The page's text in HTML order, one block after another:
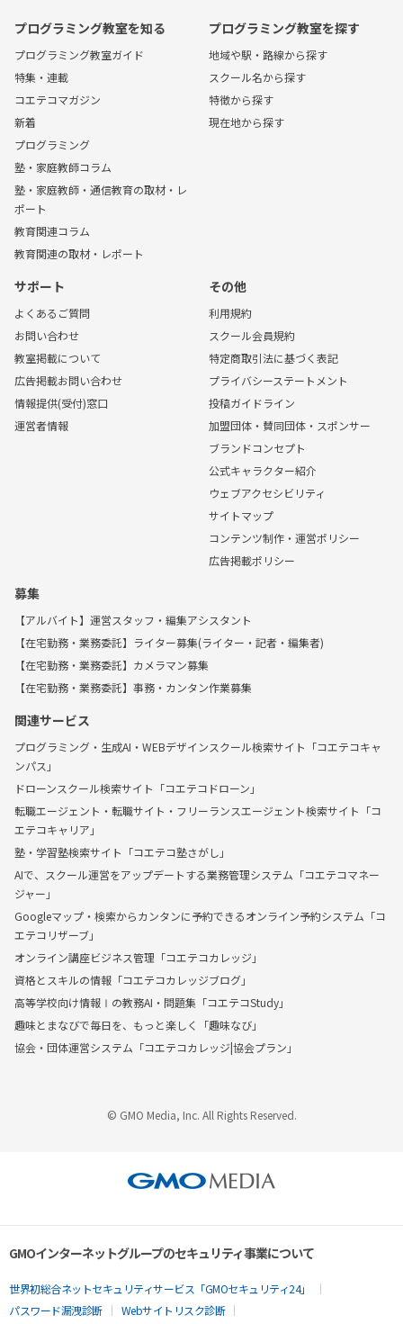
プログラミング教室を知る
プログラミング教室ガイド
特集・連載
コエテコマガジン
新着
プログラミング
塾・家庭教師コラム
塾・家庭教師・通信教育の取材・レ
ポート
教育関連コラム
教育関連の取材・レポート
プログラミング教室を探す
地域や駅・路線から探す
スクール名から探す
特徴から探す
現在地から探す
サポート
よくあるご質問
お問い合わせ
教室掲載について
広告掲載お問い合わせ
情報提供(受付)窓口
運営者情報
その他
利用規約
スクール会員規約
特定商取引法に基づく表記
プライバシーステートメント
投稿ガイドライン
加盟団体・賛同団体・スポンサー
ブランドコンセプト
公式キャラクター紹介
ウェブアクセシビリティ
サイトマップ
コンテンツ制作・運営ポリシー
広告掲載ポリシー
募集
【アルバイト】運営スタッフ・編集アシスタント
【在宅勤務・業務委託】ライター募集(ライター・記者・編集者)
【在宅勤務・業務委託】カメラマン募集
【在宅勤務・業務委託】事務・カンタン作業募集
関連サービス
プログラミング・生成AI・WEBデザインスクール検索サイト「コエテコキャ
ンパス」
ドローンスクール検索サイト「コエテコドローン」
転職エージェント・転職サイト・フリーランスエージェント検索サイト「コ
エテコキャリア」
塾・学習塾検索サイト「コエテコ塾さがし」
AIで、スクール運営をアップデートする業務管理システム「コエテコマネー
ジャー」
Googleマップ・検索からカンタンに予約できるオンライン予約システム「コ
エテコリザーブ」
オンライン講座ビジネス管理「コエテコカレッジ」
資格とスキルの情報「コエテコカレッジブログ」
高等学校向け情報Ⅰの教務AI・問題集「コエテコStudy」
趣味とまなびで毎日を、もっと楽しく「趣味なび」
協会・団体運営システム「コエテコカレッジ|協会プラン」
© GMO Media, Inc. All Rights Reserved.
GMOインターネットグループのセキュリティ事業について
世界初総合ネットセキュリティサービス「GMOセキュリティ24」
パスワード漏洩診断
Webサイトリスク診断